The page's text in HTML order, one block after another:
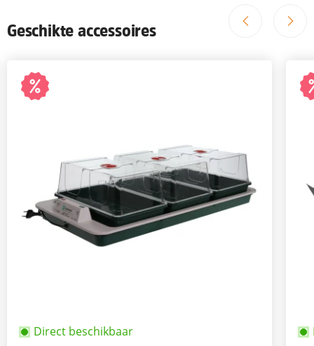
Geschikte accessoires
Direct beschikbaar